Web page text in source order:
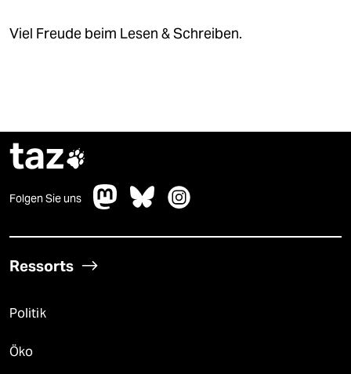
Viel Freude beim Lesen & Schreiben.
taz
Folgen Sie uns
Ressorts
Politik
Öko